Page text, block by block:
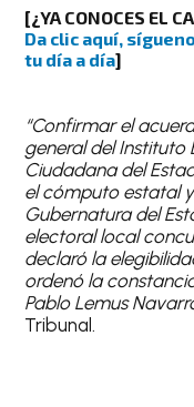
[¿YA CONOCES EL
Da clic aquí,
tu día a día]
“Confirmar el
general del Instituto
Ciudadana del
el cómputo estatal
Gubernatura del
electoral local
declaró la
ordenó la
Pablo Lemus
Tribunal.